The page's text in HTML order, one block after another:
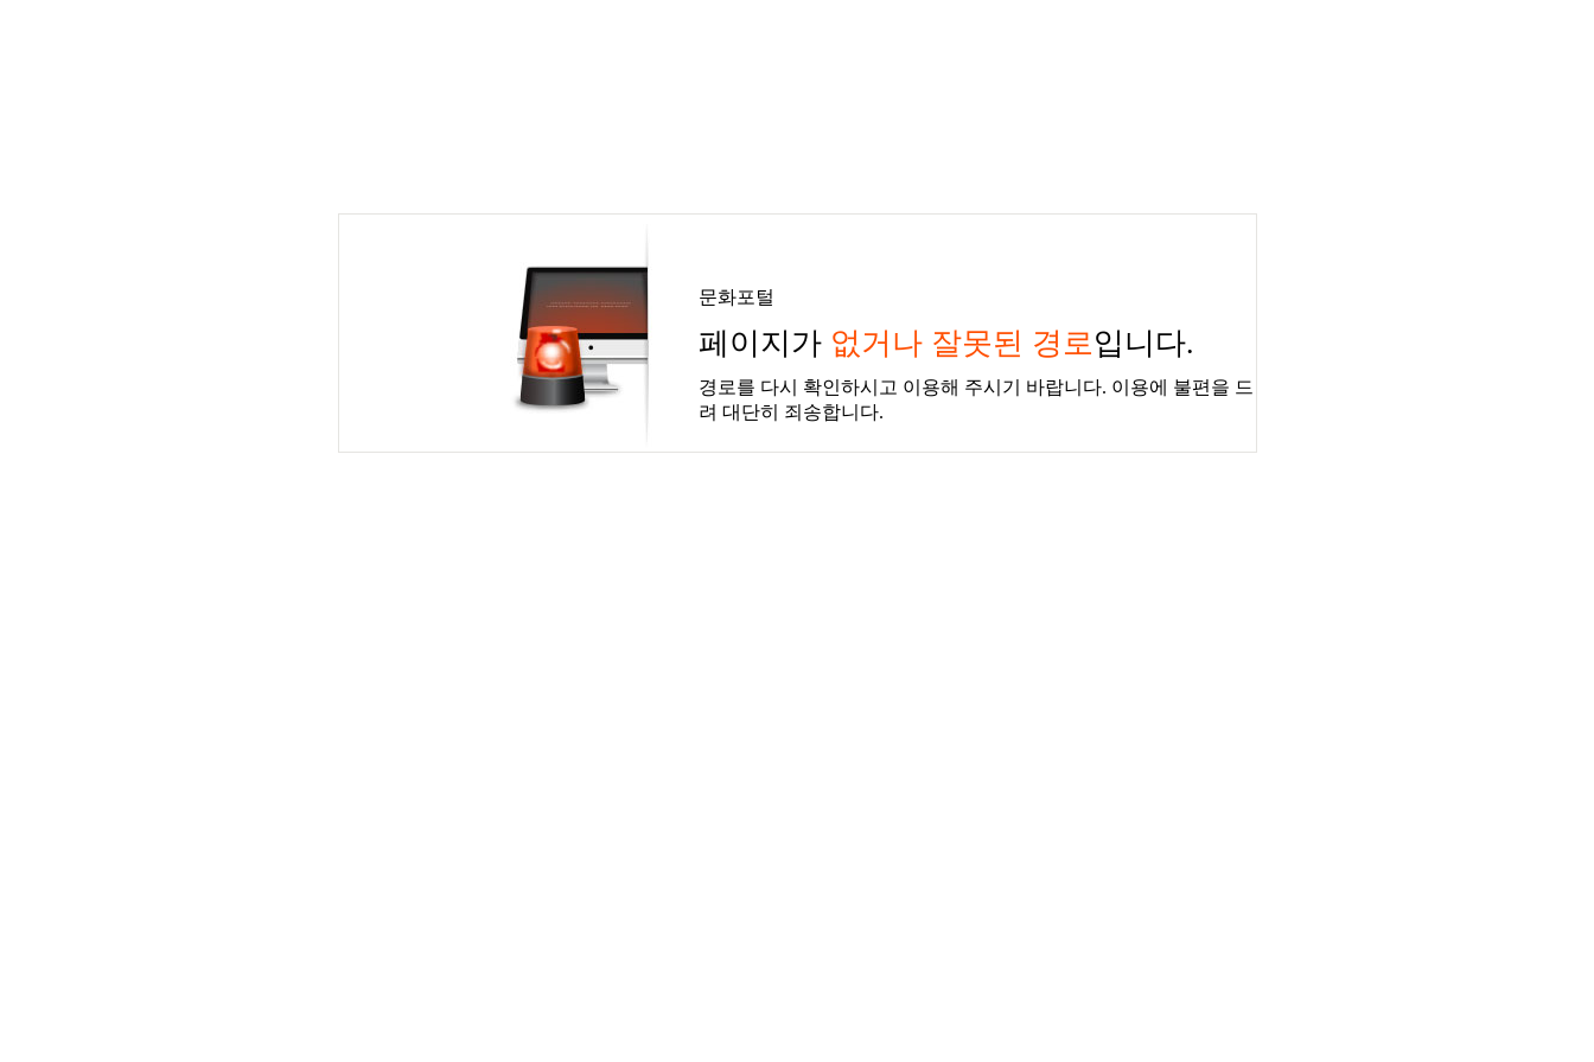
문화포털
페이지가 없거나 잘못된 경로입니다.
경로를 다시 확인하시고 이용해 주시기 바랍니다. 이용에 불편을 드
려 대단히 죄송합니다.